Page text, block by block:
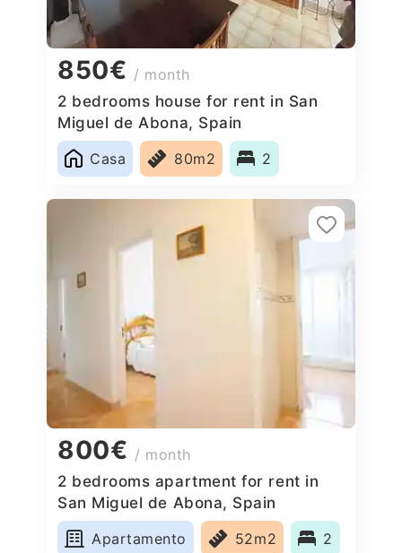
850€ / month
2 bedrooms house for rent in San
Miguel de Abona, Spain
Casa
80m2 2
800€ / month
2 bedrooms apartment for rent in
San Miguel de Abona, Spain
Apartamento
52m2 2